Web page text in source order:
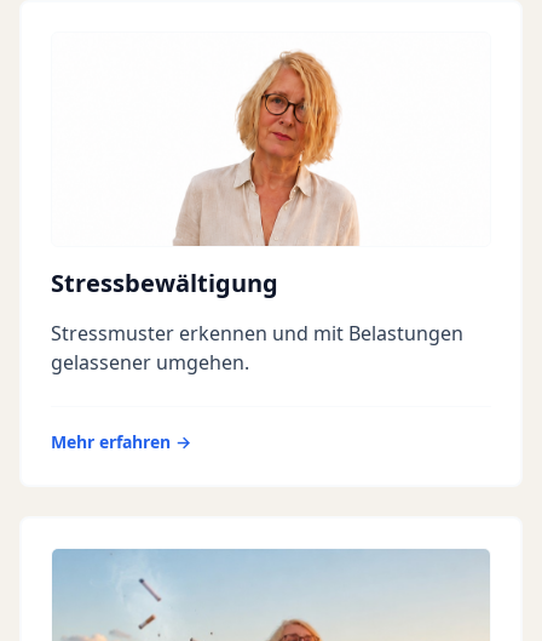
Stressbewältigung
Stressmuster erkennen und mit Belastungen
gelassener umgehen.
Mehr erfahren →